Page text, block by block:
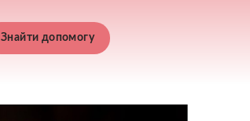
Знайти допомогу